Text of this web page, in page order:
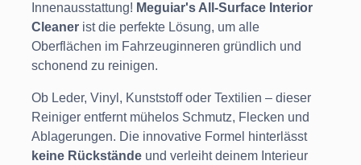
Innenausstattung! Meguiar's All-Surface Interior
Cleaner ist die perfekte Lösung, um alle
Oberflächen im Fahrzeuginneren gründlich und
schonend zu reinigen.
Ob Leder, Vinyl, Kunststoff oder Textilien – dieser
Reiniger entfernt mühelos Schmutz, Flecken und
Ablagerungen. Die innovative Formel hinterlässt
keine Rückstände und verleiht deinem Interieur